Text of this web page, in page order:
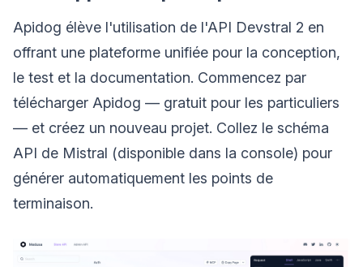
Apidog élève l'utilisation de l'API Devstral 2 en
offrant une plateforme unifiée pour la conception,
le test et la documentation. Commencez par
télécharger Apidog — gratuit pour les particuliers
— et créez un nouveau projet. Collez le schéma
API de Mistral (disponible dans la console) pour
générer automatiquement les points de
terminaison.